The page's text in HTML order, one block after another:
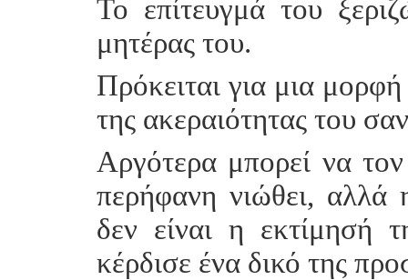
Το επίτευγμά του
μητέρας του.
Πρόκειται για μια
της ακεραιότητας του
Αργότερα μπορεί να
περήφανη νιώθει, αλλά
δεν είναι η εκτίμησή
κέρδισε ένα δικό της